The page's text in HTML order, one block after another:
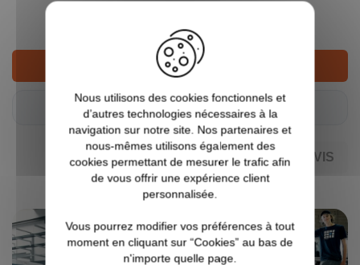
AJOUTER AU PANIER
86,90 €
Tarifs pro ? Connectez-vous
AJOUTER AU DEVIS
Nous utilisons des cookies fonctionnels et
d’autres technologies nécessaires à la
navigation sur notre site. Nos partenaires et
nous-mêmes utilisons également des
cookies permettant de mesurer le trafic afin
de vous offrir une expérience client
personnalisée.
Vous pourrez modifier vos préférences à tout
moment en cliquant sur “Cookies” au bas de
n'importe quelle page.